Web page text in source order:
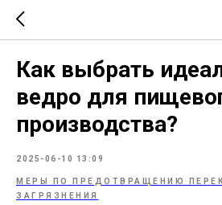
Как выбрать
ведро для
производства?
2025-06-10 13:09
МЕРЫ ПО ПРЕДОТВРАЩЕНИЮ
ЗАГРЯЗНЕНИЯ